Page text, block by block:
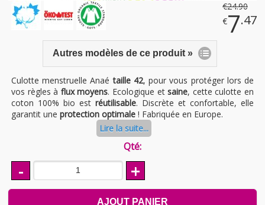
€24.90
€7.47
Autres modèles de ce produit »
Culotte menstruelle Anaétaille 42, pour vous protéger lors de
vos règles à flux moyens. Ecologique etsaine, cette culotte en
coton 100% bio est réutilisable. Discrète et confortable, elle
garantit une protection optimale ! Fabriquée en Europe.
Lire la suite...
Qté:
- +
AJOUT PANIER